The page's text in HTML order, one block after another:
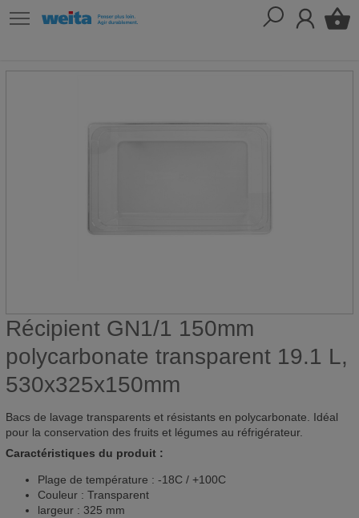
Récipient GN1/1 150mm
polycarbonate transparent 19.1 L,
530x325x150mm
Bacs de lavage transparents et résistants en polycarbonate. Idéal
pour la conservation des fruits et légumes au réfrigérateur.
Caractéristiques du produit :
Plage de température : -18C / +100C
Couleur : Transparent
largeur : 325 mm